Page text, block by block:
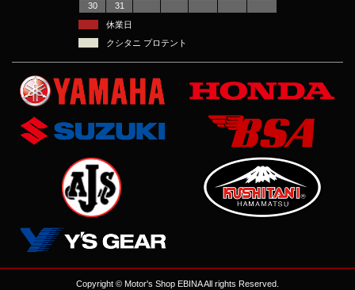
30
31
休業日
クシタニ プロテント
Copyright © Motor's Shop EBINA All rights Reserved.